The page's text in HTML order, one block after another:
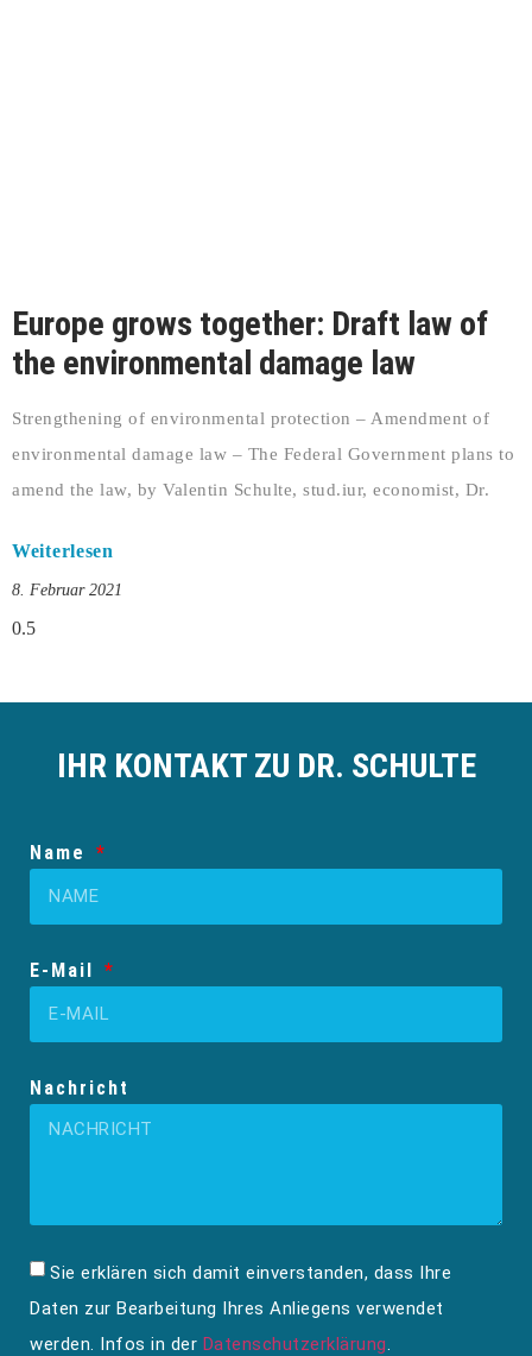
Europe grows together: Draft law of
the environmental damage law
Strengthening of environmental protection – Amendment of
environmental damage law – The Federal Government plans to
amend the law, by Valentin Schulte, stud.iur, economist, Dr.
Weiterlesen
8. Februar 2021
IHR KONTAKT ZU DR. SCHULTE
Name
E-Mail
Nachricht
Sie erklären sich damit einverstanden, dass Ihre
Daten zur Bearbeitung Ihres Anliegens verwendet
werden. Infos in der Datenschutzerklärung.